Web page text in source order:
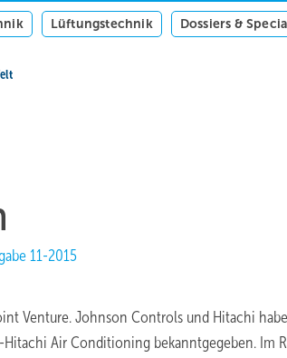
Lüftungstechnik Dossiers &
11-2015
Venture. Johnson Controls und Hitachi
Air Conditioning bekanntgegeben. Im